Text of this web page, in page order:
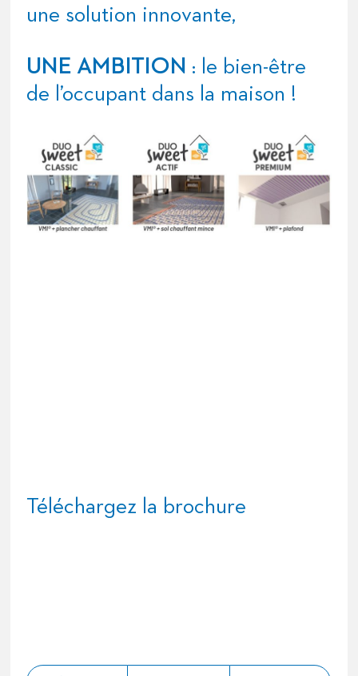
une solution innovante,
UNE AMBITION : le bien-être
de l’occupant dans la maison !
Téléchargez la brochure